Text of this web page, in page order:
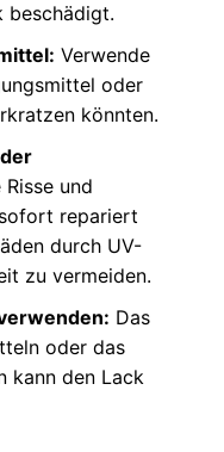
beschädigt.
Verwende
oder
könnten.
Risse und
repariert
durch UV-
zu vermeiden.
Das
oder das
kann den Lack